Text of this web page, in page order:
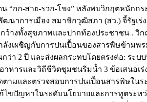
“กก-สาย-รวก-โขง” หลังพบวิกฤตหนักก
นาการเมือง สมาชิกวุฒิสภา (สว.) จี้รั
ว้างทั้งสุขภาพและปากท้องประชาชน .
ำลังเผชิญกับการปนเปื้อนของสารพิษข้า
า 2 ปี และส่งผลกระทบโดยตรงต่อ: ระ
หารและวิถีชีวิตชุมชนริมน้ำ 3 ข้อเสนอ
ตามและตรวจสอบการปนเปื้อนสารพิษใ
ไขปัญหาในระดับนโยบายและการทูตระ